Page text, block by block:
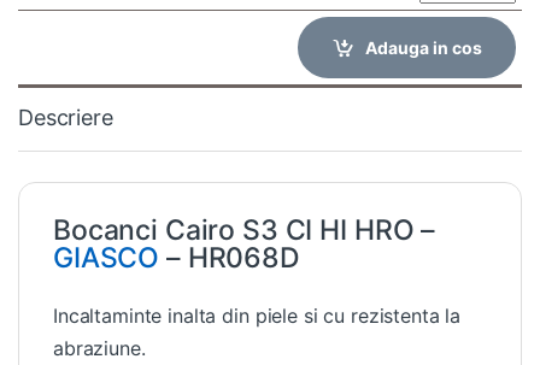
Adauga in cos
Descriere
Bocanci Cairo S3 CI HI HRO –
GIASCO – HR068D
Incaltaminte inalta din piele si cu rezistenta la
abraziune.